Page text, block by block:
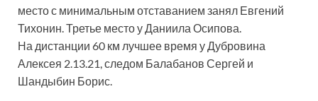
место с минимальным отставанием занял Евгений
Тихонин. Третье место у Даниила Осипова.
На дистанции 60 км лучшее время у Дубровина
Алексея 2.13.21, следом Балабанов Сергей и
Шандыбин Борис.